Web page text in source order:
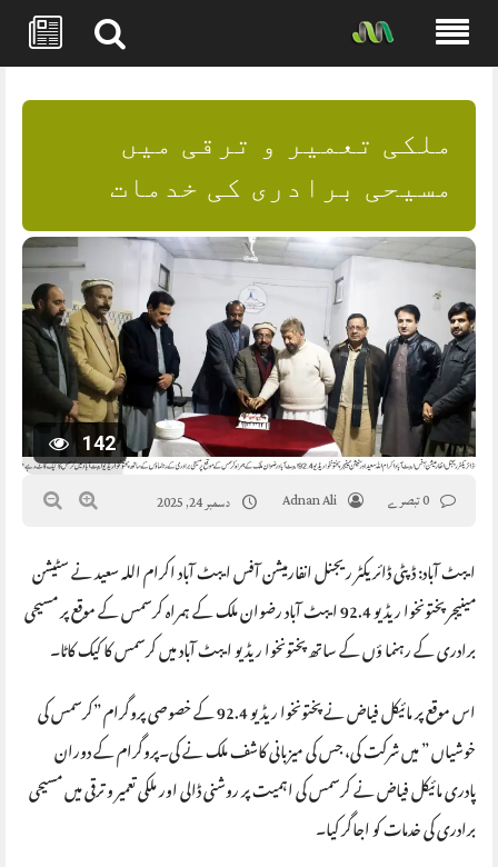
content
ملکی تعمیر و ترقی میں
مسیحی برادری کی خدمات
142
Adnan Ali دسمبر 24, 2025
ایبٹ آباد: ڈپٹی ڈائریکٹر ریجنل انفارمیشن آفس ایبٹ آباد اکرام اللہ سعید نے سٹیشن
مینیجر پختونخوا ریڈیو 92.4 ایبٹ آباد رضوان ملک کے ہمراہ کرسمس کے موقع پر مسیحی
برادری کے رہنما ؤں کے ساتھ پختونخوا ریڈیو ایبٹ آباد میں کرسمس کا کیک کاٹا۔
اس موقع پر مائیکل فیاض نے پختونخوا ریڈیو 92.4 کے خصوصی پروگرام ”کرسمس کی
خوشیاں ” میں شرکت کی، جس کی میزبانی کاشف ملک نے کی۔پروگرام کے دوران
پادری مائیکل فیاض نے کرسمس کی اہمیت پر روشنی ڈالی اور ملکی تعمیر و ترقی میں مسیحی
برادری کی خدمات کو اجاگر کیا۔